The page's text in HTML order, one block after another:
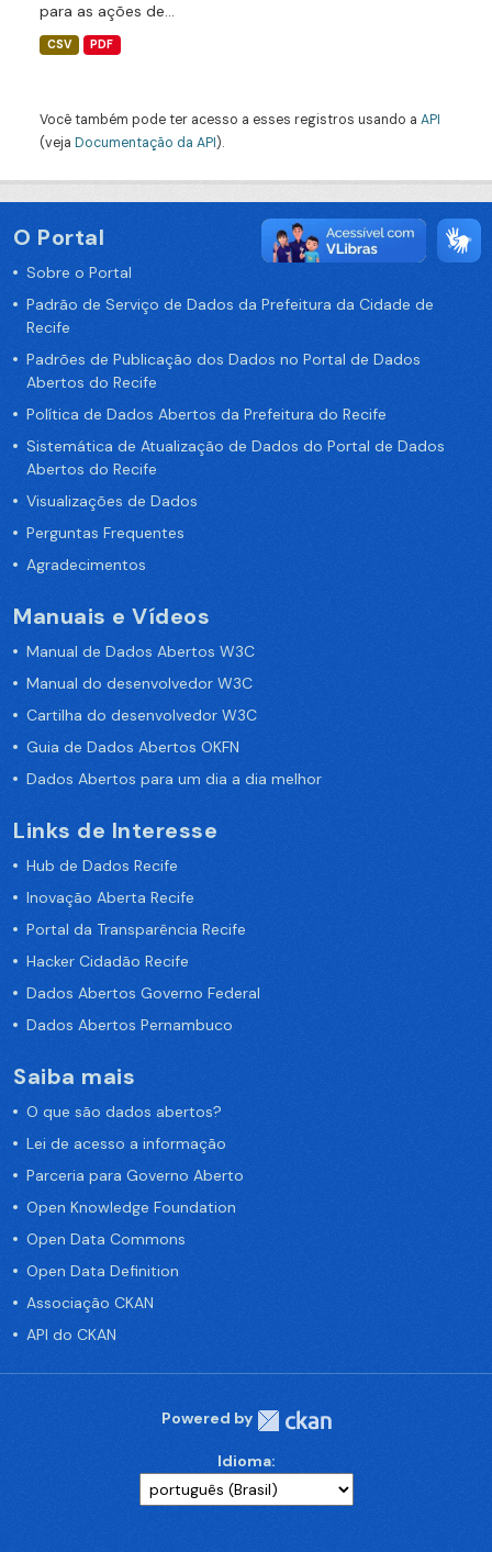
para as ações de...
CSV PDF
Você também pode ter acesso a esses registros usando a API
(veja Documentação da API).
O Portal
Sobre o Portal
Padrão de Serviço de Dados da Prefeitura da Cidade de
Recife
Padrões de Publicação dos Dados no Portal de Dados
Abertos do Recife
Política de Dados Abertos da Prefeitura do Recife
Sistemática de Atualização de Dados do Portal de Dados
Abertos do Recife
Visualizações de Dados
Perguntas Frequentes
Agradecimentos
Manuais e Vídeos
Manual de Dados Abertos W3C
Manual do desenvolvedor W3C
Cartilha do desenvolvedor W3C
Guia de Dados Abertos OKFN
Dados Abertos para um dia a dia melhor
Links de Interesse
Hub de Dados Recife
Inovação Aberta Recife
Portal da Transparência Recife
Hacker Cidadão Recife
Dados Abertos Governo Federal
Dados Abertos Pernambuco
Saiba mais
O que são dados abertos?
Lei de acesso a informação
Parceria para Governo Aberto
Open Knowledge Foundation
Open Data Commons
Open Data Definition
Associação CKAN
API do CKAN
Powered by
Idioma